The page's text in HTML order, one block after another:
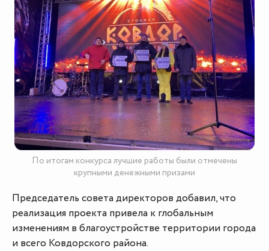
По итогам конкурса лучшие работы были отмечены
крупными денежными призами
Председатель совета директоров добавил, что
реализация проекта привела к глобальным
изменениям в благоустройстве территории города
и всего Ковдорского района.